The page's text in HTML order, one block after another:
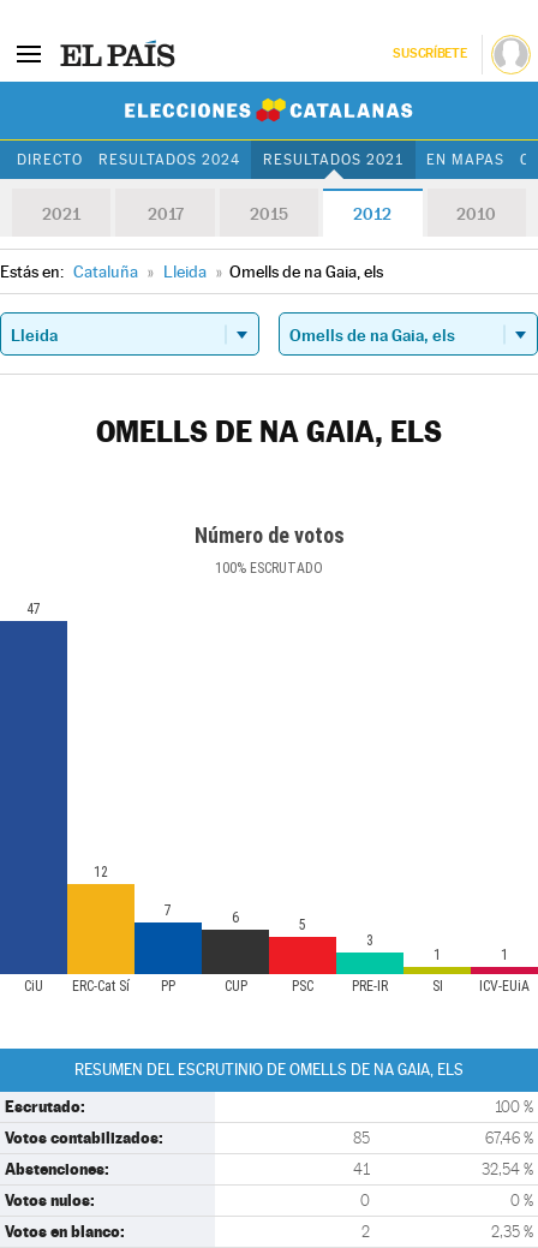
SUSCRÍBETE
DIRECTO RESULTADOS 2024 RESULTADOS 2021 EN MAPAS
2021 2017 2015 2012 2010
Estás en: Cataluña » Lleida » Omells de na Gaia, els
OMELLS DE NA GAIA, ELS
Número de votos
100% ESCRUTADO
CiU ERC-Cat Sí PP CUP PSC PRE-IR SI ICV-EUiA
47
12
7 6
5
3
1
1
RESUMEN DEL ESCRUTINIO DE OMELLS DE NA GAIA, ELS
Escrutado: 100 %
Votos contabilizados: 85 67,46 %
Abstenciones: 41 32,54 %
Votos nulos: 0 0 %
Votos en blanco: 2 2,35 %